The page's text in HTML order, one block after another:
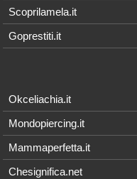
Scoprilamela.it
Goprestiti.it
Okceliachia.it
Mondopiercing.it
Mammaperfetta.it
Chesignifica.net